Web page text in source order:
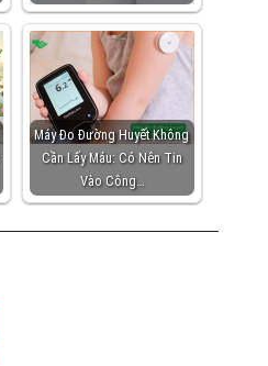
Máy Đo Đường Huyết Không
Cần Lấy Máu: Có Nên Tin
Vào Công…